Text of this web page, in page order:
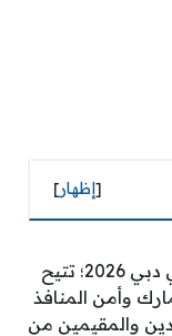
[إظهار]
كيفية الاستعلام عن مخالفات الإقامة في دبي 2026؛ تتيح
وأمن المنافذ
والمقيمين من